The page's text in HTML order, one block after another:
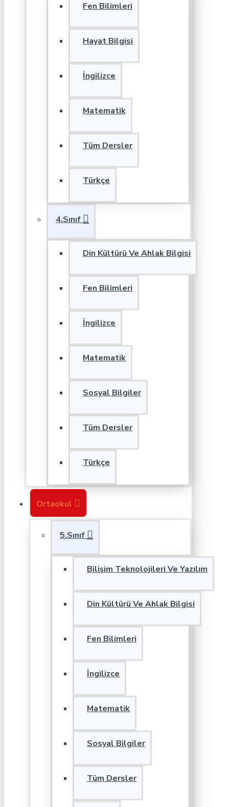
Fen Bilimleri
Hayat Bilgisi
İngilizce
Matematik
Tüm Dersler
Türkçe
4.Sınıf
Din Kültürü Ve Ahlak Bilgisi
Fen Bilimleri
İngilizce
Matematik
Sosyal Bilgiler
Tüm Dersler
Türkçe
Ortaokul
5.Sınıf
Bilişim Teknolojileri Ve Yazılım
Din Kültürü Ve Ahlak Bilgisi
Fen Bilimleri
İngilizce
Matematik
Sosyal Bilgiler
Tüm Dersler